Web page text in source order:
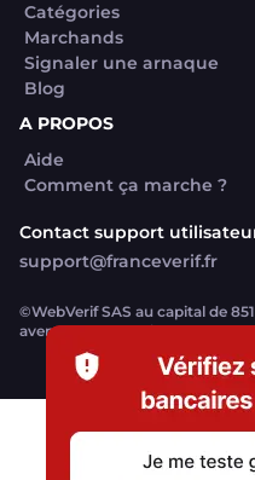
Catégories
Marchands
Signaler une arnaque
Blog
A PROPOS
Aide
Comment ça marche ?
Contact support
support@franceverif.fr
©WebVerif SAS au capital de
avenue Jean Moulin, 93100